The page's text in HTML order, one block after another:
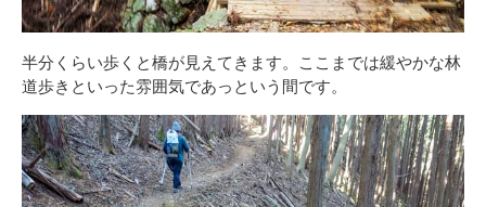
半分くらい歩くと橋が見えてきます。ここまでは緩やかな林
道歩きといった雰囲気であっという間です。